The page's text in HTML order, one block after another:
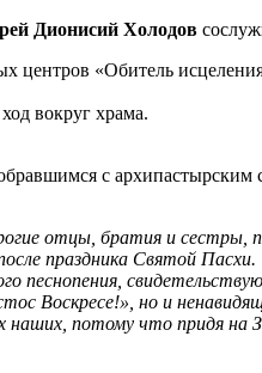
Дионисий Холодов
центров «Обитель
вокруг храма.
с
отцы, братия и сестры,
праздника Святой Пасхи.
песнопения,
Воскресе!», но и
потому что придя на